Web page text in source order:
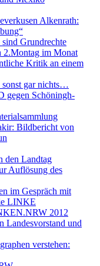
Alkenrath:
Grundrechte
2.Montag im Monat
Kritik an einem
sonst gar nichts…
gegen Schöningh-
Bildbericht von
den Landtag
Auflösung des
im Gespräch mit
LINKE
2012
Landesvorstand und
verstehen: